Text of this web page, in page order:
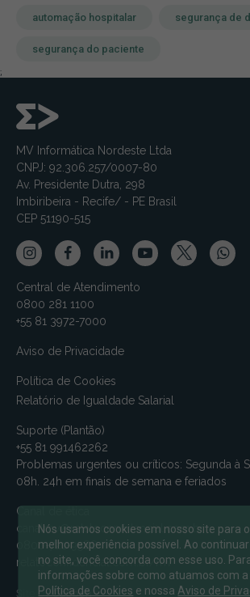
automação hospitalar segurança de
segurança do paciente
;
MV Informática Nordeste Ltda
CNPJ: 92.306.257/0007-80
Av. Presidente Dutra, 298
Imbiribeira - Recife/ - PE Brasil
CEP 51190-515
Central de Atendimento
0800 281 1100
+55 81 3972-7000
Aviso de Privacidade
Política de Cookies
Relatório de Igualdade Salarial
Suporte (Plantão)
+55 81 991462262
Problemas urgentes ou críticos: Segunda à
08h. 24h em finais de semana e feriados
Canal de ética
canalmv@relatoconfidencial.com.br
0800-721-9588
relatoconfidencial.com.br/mv
Nós usamos cookies em nosso site para
melhor experiência possível. Ao
no site, você concorda com esse uso.
informações sobre como atuamos com a
Política de Cookies e nossa Aviso de